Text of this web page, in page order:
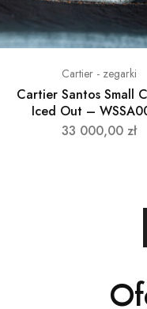
Cartier - zegarki
Cartier Santos Small
Iced Out –
33 000,00 zł